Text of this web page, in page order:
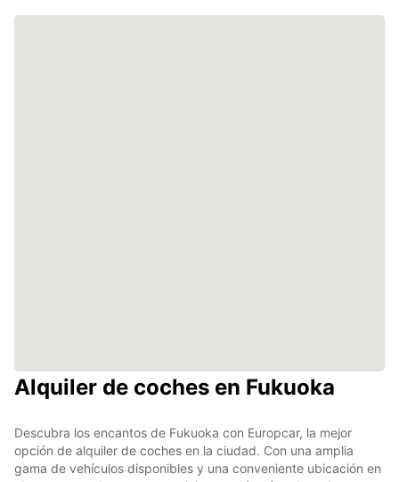
Alquiler de coches en Fukuoka
Descubra los encantos de Fukuoka con Europcar, la mejor
opción de alquiler de coches en la ciudad. Con una amplia
gama de vehículos disponibles y una conveniente ubicación en